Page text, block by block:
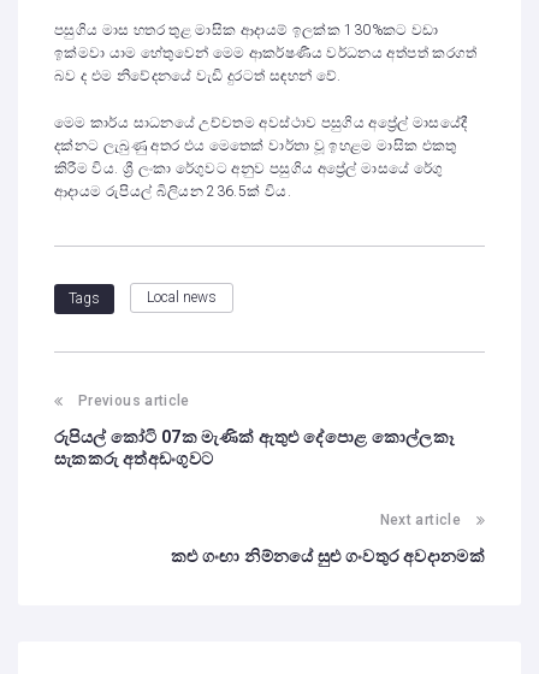
පසුගිය මාස හතර තුළ මාසික ආදායම් ඉලක්ක 130%කට වඩා
ඉක්මවා යාම හේතුවෙන් මෙම ආකර්ෂණීය වර්ධනය අත්පත් කරගත්
බව ද එම නිවේදනයේ වැඩි දුරටත් සඳහන් වේ.
මෙම කාර්ය සාධනයේ උච්චතම අවස්ථාව පසුගිය අප්‍රේල් මාසයේදී
දක්නට ලැබුණු අතර එය මෙතෙක් වාර්තා වූ ඉහළම මාසික එකතු
කිරීම විය. ශ්‍රී ලංකා රේගුවට අනුව පසුගිය අප්‍රේල් මාසයේ රේගු
ආදායම රුපියල් බිලියන 236.5ක් විය.
Tags Local news
Previous article
රුපියල් කෝටි 07ක මැණික් ඇතුළු දේපොළ කොල්ලකෑ
සැකකරු අත්අඩංගුවට
Next article
කළු ගංඟා නිම්නයේ සුළු ගංවතුර අවදානමක්